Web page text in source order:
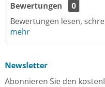
Bewertungen
0
Bewertungen lesen,
mehr
Newsletter
Abonnieren Sie den